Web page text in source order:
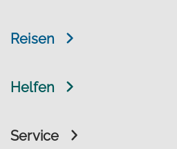
Reisen
Helfen
Service